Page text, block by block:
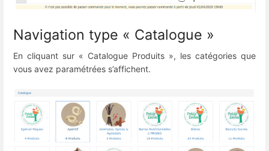
Navigation type « Catalogue »
En cliquant sur « Catalogue Produits », les catégories que
vous avez paramétrées s’affichent.